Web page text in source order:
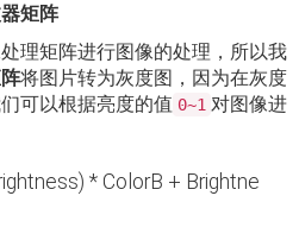
矩阵
理矩阵进行图像的处理，所以我
将图片转为灰度图，因为在灰度
可以根据亮度的值 0~1 对图像进
* ColorB + Brightne